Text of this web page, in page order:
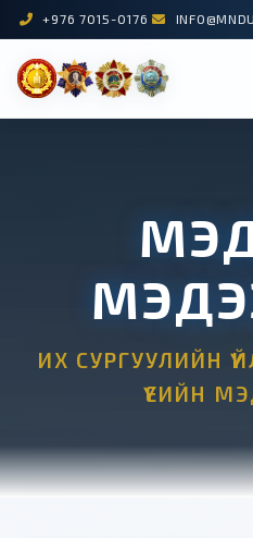
+976 7015-0176
ИХ СУРГУУЛИЙН
ҮЕИЙН